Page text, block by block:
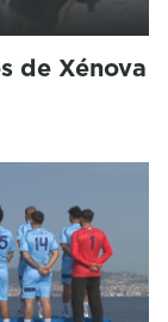
de Xénova